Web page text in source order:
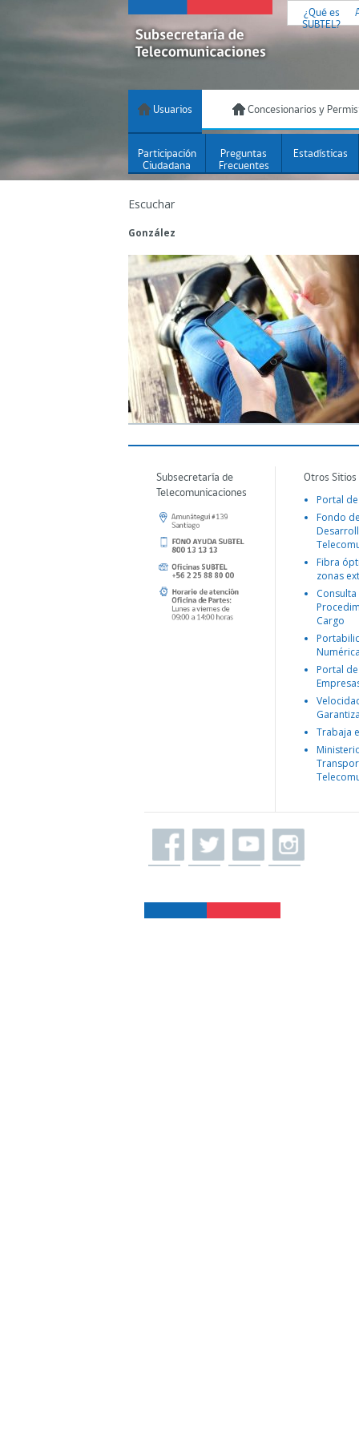
¿Qué es
SUBTEL?
Usuarios Concesionarios y
Participación
Ciudadana
Preguntas
Frecuentes
Estadísticas
Escuchar
González
Subsecretaría de
Telecomunicaciones
Otros
Portal
Fondo
Fibra
zonas
Consulta
Cargo
Portal
Trabaja